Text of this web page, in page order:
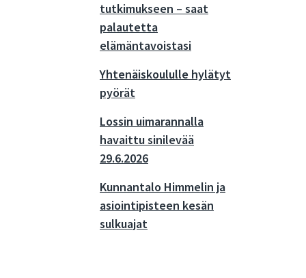
tutkimukseen – saat
palautetta
elämäntavoistasi
Yhtenäiskoululle hylätyt
pyörät
Lossin uimarannalla
havaittu sinilevää
29.6.2026
Kunnantalo Himmelin ja
asiointipisteen kesän
sulkuajat